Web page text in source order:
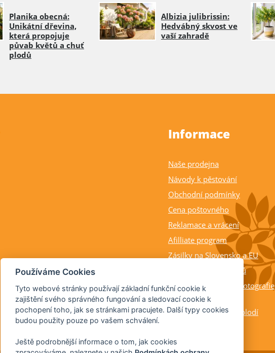
Planika obecná:
Unikátní dřevina,
která propojuje
půvab květů a chuť
plodů
Albizia julibrissin:
Hedvábný skvost ve
vaší zahradě
Informace
Naše prodejna
Návody k pěstování
Obchodní podmínky
Cena poštovného
Reklamace a vrácení
Afilliate program
Zásilky na Slovensko a EU
Balení rostlin a citrusů
Dostupnost, výška a fotografie
rostlin
Kdy citrusy kvetou a plodí
Používáme Cookies
Tyto webové stránky používají základní funkční cookie k
zajištění svého správného fungování a sledovací cookie k
pochopení toho, jak se stránkami pracujete. Další typy cookies
budou použity pouze po vašem schválení.
Ještě podrobnější informace o tom, jak cookies